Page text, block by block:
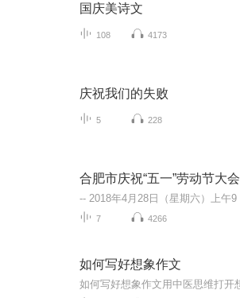
国庆美诗文
108 4173
庆祝我们的失败
5 228
合肥市庆祝“五一”劳动节大会
7 4266
如何写好想象作文